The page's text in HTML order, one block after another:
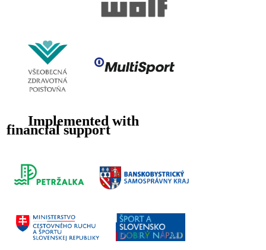
Implemented with
financial support